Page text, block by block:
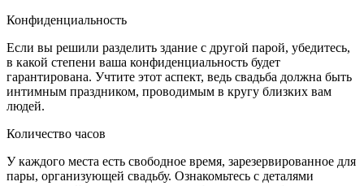
Конфиденциальность
Если вы решили разделить здание с другой парой, убедитесь,
в какой степени ваша конфиденциальность будет
гарантирована. Учтите этот аспект, ведь свадьба должна быть
интимным праздником, проводимым в кругу близких вам
людей.
Количество часов
У каждого места есть свободное время, зарезервированное для
пары, организующей свадьбу. Ознакомьтесь с деталями